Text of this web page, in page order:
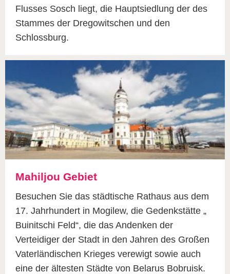
Flusses Sosch liegt, die Hauptsiedlung der des
Stammes der Dregowitschen und den
Schlossburg.
Mahiljou Gebiet
Besuchen Sie das städtische Rathaus aus dem
17. Jahrhundert in Mogilew, die Gedenkstätte „
Buinitschi Feld“, die das Andenken der
Verteidiger der Stadt in den Jahren des Großen
Vaterländischen Krieges verewigt sowie auch
eine der ältesten Städte von Belarus Bobruisk.